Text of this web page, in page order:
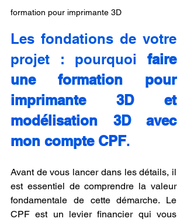
formation pour imprimante 3D
Les fondations de votre
projet : pourquoi faire
une formation pour
imprimante 3D et
modélisation 3D avec
mon compte CPF.
Avant de vous lancer dans les détails, il
est essentiel de comprendre la valeur
fondamentale de cette démarche. Le
CPF est un levier financier qui vous